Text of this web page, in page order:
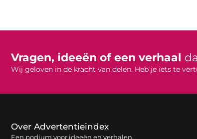
Vragen, ideeën of een verhaal
Wij geloven in de kracht van delen. Heb je iets te
Over Advertentieindex
Een podium voor ideeën en verhalen.